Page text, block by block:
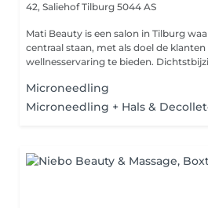
42, SaliehofTilburg 5044 AS
Mati Beauty is een salon in Tilburg
centraal staan, met als doel de klanten
wellnesservaring te bieden.
Microneedling
Microneedling + Hals &